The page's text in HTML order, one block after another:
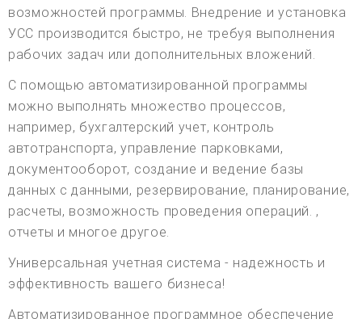
возможностей программы. Внедрение и установка
УСС производится быстро, не требуя выполнения
рабочих задач или дополнительных вложений.
С помощью автоматизированной программы
можно выполнять множество процессов,
например, бухгалтерский учет, контроль
автотранспорта, управление парковками,
документооборот, создание и ведение базы
данных с данными, резервирование, планирование,
расчеты, возможность проведения операций. ,
отчеты и многое другое.
Универсальная учетная система - надежность и
эффективность вашего бизнеса!
Автоматизированное программное обеспечение